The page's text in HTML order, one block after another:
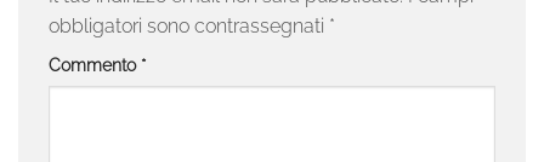
obbligatori sono contrassegnati *
Commento *